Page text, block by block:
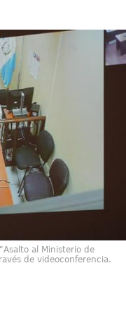
al Ministerio de
de videoconferencia.